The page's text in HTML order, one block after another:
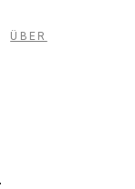
ÜBER